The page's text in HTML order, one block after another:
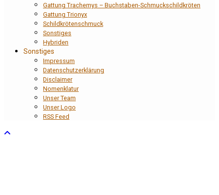
Gattung Trachemys – Buchstaben-Schmuckschildkröten
Gattung Trionyx
Schildkrötenschmuck
Sonstiges
Hybriden
Sonstiges
Impressum
Datenschutzerklärung
Disclaimer
Nomenklatur
Unser Team
Unser Logo
RSS Feed